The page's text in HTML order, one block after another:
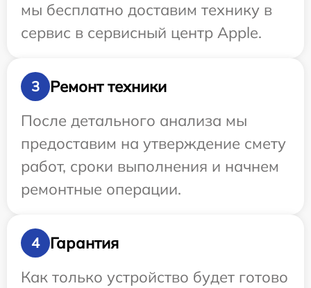
мы бесплатно доставим технику в
сервис в сервисный центр Apple.
3
Ремонт техники
После детального анализа мы
предоставим на утверждение смету
работ, сроки выполнения и начнем
ремонтные операции.
4
Гарантия
Как только устройство будет готово